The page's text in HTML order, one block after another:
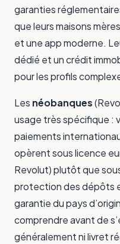
garanties
que leurs maisons
et une app moderne.
dédié et un crédit
pour les profils
Les néobanques
usage très spécifique :
paiements
opèrent sous licence
Revolut) plutôt que
protection des dépôts
garantie du pays
comprendre avant de
généralement ni livret